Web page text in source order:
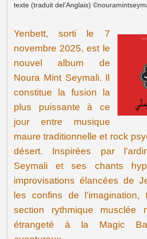
texte (traduit del'Anglais)
Yenbett, sorti le 7
novembre 2025, est le
nouvel album de
Noura Mint Seymali. Il
constitue la fusion la
plus puissante à ce
jour entre musique
maure traditionnelle et rock
désert. Inspirées par
Seymali et ses chants
improvisations élancées de
les confins de l’imagination,
section rythmique musclée
étrangeté à la Magic